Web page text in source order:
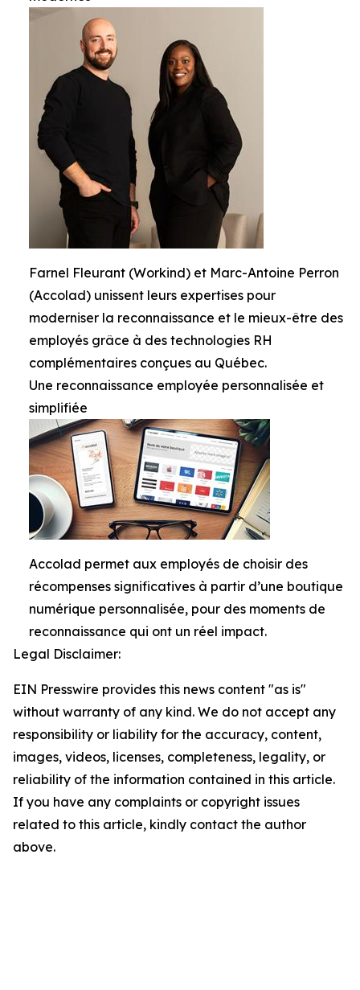
Farnel Fleurant (Workind) et Marc-Antoine Perron
(Accolad) unissent leurs expertises pour
moderniser la reconnaissance et le mieux-être des
employés grâce à des technologies RH
complémentaires conçues au Québec.
Une reconnaissance employée personnalisée et
simplifiée
Accolad permet aux employés de choisir des
récompenses significatives à partir d’une boutique
numérique personnalisée, pour des moments de
reconnaissance qui ont un réel impact.
Legal Disclaimer:
EIN Presswire provides this news content "as is"
without warranty of any kind. We do not accept any
responsibility or liability for the accuracy, content,
images, videos, licenses, completeness, legality, or
reliability of the information contained in this article.
If you have any complaints or copyright issues
related to this article, kindly contact the author
above.